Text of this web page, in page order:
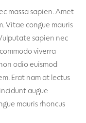
massa sapien. Amet
Vitae congue mauris
sapien nec
viverra
odio euismod
Erat nam at lectus
augue
mauris rhoncus